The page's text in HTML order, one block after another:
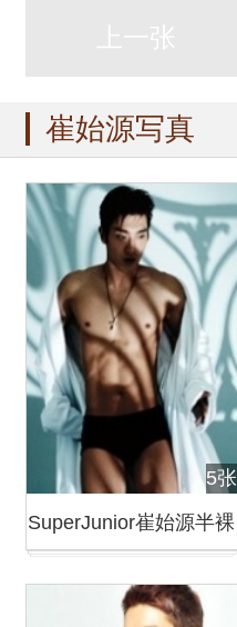
崔始源写真
5张
SuperJunior崔始源半裸